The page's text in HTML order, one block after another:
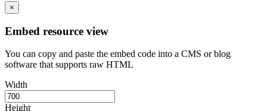
×
Embed resource view
You can copy and paste the embed code into a CMS or blog
software that supports raw HTML
Width
Height